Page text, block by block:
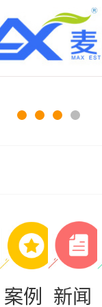
案例 新闻